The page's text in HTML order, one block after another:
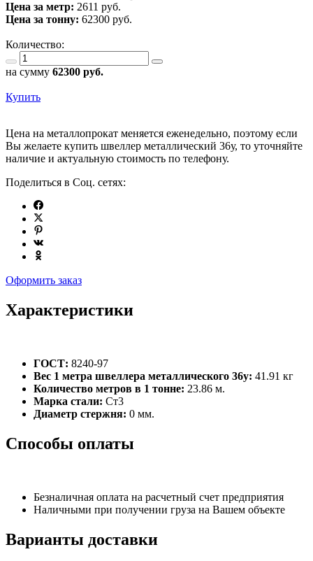
Цена за метр: 2611 руб.
Цена за тонну: 62300 руб.
Количество:
на сумму 62300 руб.
Купить
Цена на металлопрокат меняется еженедельно, поэтому если
Вы желаете купить швеллер металлический 36у, то уточняйте
наличие и актуальную стоимость по телефону.
Поделиться в Соц. сетях:
Оформить заказ
Характеристики
ГОСТ: 8240-97
Вес 1 метра швеллера металлического 36у: 41.91 кг
Количество метров в 1 тонне: 23.86 м.
Марка стали: Ст3
Диаметр стержня: 0 мм.
Способы оплаты
Безналичная оплата на расчетный счет предприятия
Наличными при получении груза на Вашем объекте
Варианты доставки